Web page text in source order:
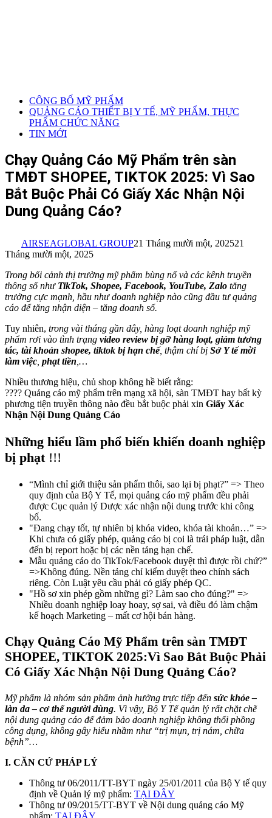
CÔNG BỐ MỸ PHẨM
QUẢNG CÁO THIẾT BỊ Y TẾ, MỸ PHẨM, THỰC
PHẨM CHỨC NĂNG
TIN MỚI
Chạy Quảng Cáo Mỹ Phẩm trên sàn
TMĐT SHOPEE, TIKTOK 2025: Vì Sao
Bắt Buộc Phải Có Giấy Xác Nhận Nội
Dung Quảng Cáo?
AIRSEAGLOBAL GROUP21 Tháng mười một, 202521
Tháng mười một, 2025
Trong bối cảnh thị trường mỹ phẩm bùng nổ và các kênh truyền
thông số như TikTok, Shopee, Facebook, YouTube, Zalo tăng
trưởng cực mạnh, hầu như doanh nghiệp nào cũng đầu tư quảng
cáo để tăng nhận diện – tăng doanh số.
Tuy nhiên, trong vài tháng gần đây, hàng loạt doanh nghiệp mỹ
phẩm rơi vào tình trạng video review bị gỡ hàng loạt, giảm tương
tác, tài khoản shopee, tiktok bị hạn chế, thậm chí bị Sở Y tế mời
làm việc phạt tiền ,…
Nhiều thương hiệu, chủ shop không hề biết rằng:
???? Quảng cáo mỹ phẩm trên mạng xã hội, sàn TMĐT hay bất kỳ
phương tiện truyền thông nào đều bắt buộc phải xin Giấy Xác
Nhận Nội Dung Quảng Cáo
Những hiểu lầm phổ biến khiến doanh nghiệp
bị phạt!!!
“Mình chỉ giới thiệu sản phẩm thôi, sao lại bị phạt?” => Theo
quy định của Bộ Y Tế, mọi quảng cáo mỹ phẩm đều phải
được Cục quản lý Dược xác nhận nội dung trước khi công
bố.
"Đang chạy tốt, tự nhiên bị khóa video, khóa tài khoản…” =>
Khi chưa có giấy phép, quảng cáo bị coi là trái pháp luật, dẫn
đến bị report hoặc bị các nền tảng hạn chế.
Mẫu quảng cáo do TikTok/Facebook duyệt thì được rồi chứ?”
=>Không đúng. Nền tảng chỉ kiểm duyệt theo chính sách
riêng. Còn Luật yêu cầu phải có giấy phép QC.
"Hồ sơ xin phép gồm những gì? Làm sao cho đúng?" =>
Nhiều doanh nghiệp loay hoay, sợ sai, và điều đó làm chậm
kế hoạch Marketing – mất cơ hội bán hàng.
Chạy Quảng Cáo Mỹ Phẩm trên sàn TMĐT
SHOPEE, TIKTOK 2025:Vì Sao Bắt Buộc Phải
Có Giấy Xác Nhận Nội Dung Quảng Cáo?
Mỹ phẩm là nhóm sản phẩm ảnh hưởng trực tiếp đến sức khỏe –
làn da – cơ thể người dùng. Vì vậy, Bộ Y Tế quản lý rất chặt chẽ
nội dung quảng cáo để đảm bảo doanh nghiệp không thổi phồng
công dụng, không gây hiểu nhầm như “trị mụn, trị nám, chữa
bệnh”…
I. CĂN CỨ PHÁP LÝ
Thông tư 06/2011/TT-BYT ngày 25/01/2011 của Bộ Y tế quy
định về Quản lý mỹ phẩm: TẠI ĐÂY
Thông tư 09/2015/TT-BYT về Nội dung quảng cáo Mỹ
phẩm: TẠI ĐÂY